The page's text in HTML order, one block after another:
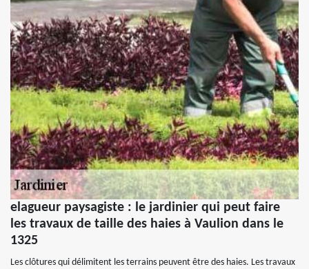
elagueur paysagiste : le jardinier qui peut faire
les travaux de taille des haies à Vaulion dans le
1325
Les clôtures qui délimitent les terrains peuvent être des haies. Les travaux